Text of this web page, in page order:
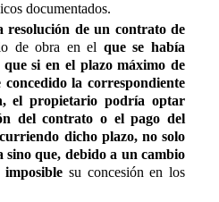
documentados.
resolución de un contrato de
de obra en el que se había
si en el plazo máximo de
concedido la correspondiente
el propietario podría optar
del contrato o el pago del
dicho plazo, no solo
sino que, debido a un cambio
su concesión en los